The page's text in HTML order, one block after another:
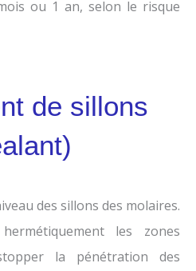
ou 1 an, selon le risque
de sillons
des sillons des molaires.
les zones
la pénétration des